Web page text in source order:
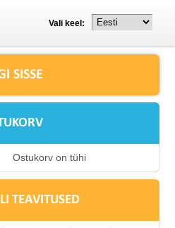
Vali keel:
SISSE
Ostukorv on tühi
TEAVITUSED